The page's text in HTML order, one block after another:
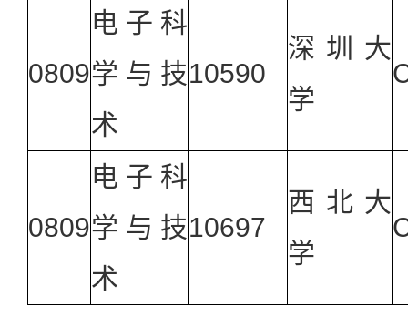
0809
电子科
学与技
术
10590
深圳大
学
0809
电子科
学与技
术
10697
西北大
学